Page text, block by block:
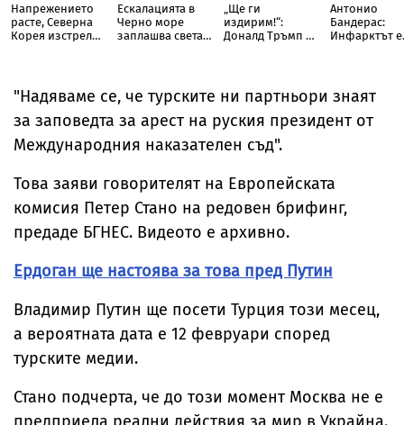
Напрежението
расте, Северна
Корея изстреля
Ескалацията в
Черно море
заплашва света с
„Ще ги
издирим!“:
Доналд Тръмп се
Антонио
Бандерас:
Инфарктът е
"Надяваме се, че турските ни партньори знаят
за заповедта за арест на руския президент от
Международния наказателен съд".
Това заяви говорителят на Европейската
комисия Петер Стано на редовен брифинг,
предаде БГНЕС. Видеото е архивно.
Ердоган ще настоява за това пред Путин
Владимир Путин ще посети Турция този месец,
а вероятната дата е 12 февруари според
турските медии.
Стано подчерта, че до този момент Москва не е